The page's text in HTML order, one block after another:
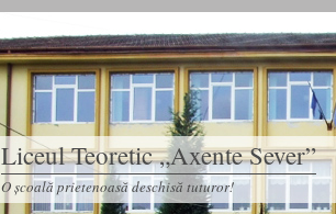
Liceul Teoretic „Axente Sever”
O școală prietenoasă deschisă tuturor!